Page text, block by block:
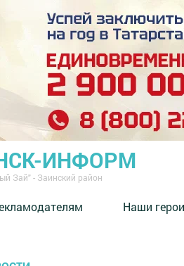
ИНФОРМ
Зай" - Заинский район
Наши герои